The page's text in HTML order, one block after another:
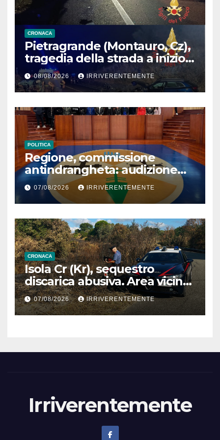
CRONACA
Pietragrande (Montauro, Cz),
tragedia della strada a inizio
secondo weekend estivo.
Morte sulla Ss106
08/08/2026 IRRIVERENTEMENTE
POLITICA
Regione, commissione
antindrangheta: audizione
Rodi Morabito. Coraggio
denuncia e vicinanza
istituzioni
07/08/2026 IRRIVERENTEMENTE
CRONACA
Isola Cr (Kr), sequestro
discarica abusiva. Area vicina
a centro abitato
07/08/2026 IRRIVERENTEMENTE
Irriverentemente